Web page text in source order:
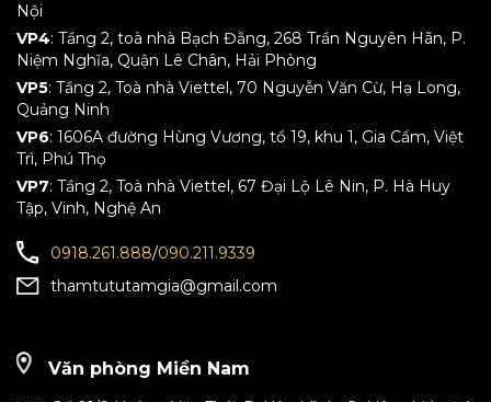
Nội
VP4: Tầng 2, toà nhà Bạch Đằng, 268 Trần Nguyên Hãn, P.
Niệm Nghĩa, Quận Lê Chân, Hải Phòng
VP5: Tầng 2, Toà nhà Viettel, 70 Nguyễn Văn Cừ, Hạ Long,
Quảng Ninh
VP6: 1606A đường Hùng Vương, tổ 19, khu 1, Gia Cẩm, Việt
Trì, Phú Thọ
VP7: Tầng 2, Toà nhà Viettel, 67 Đại Lộ Lê Nin, P. Hà Huy
Tập, Vinh, Nghệ An
0918.261.888/090.211.9339
thamtututamgia@gmail.com
Văn phòng Miền Nam